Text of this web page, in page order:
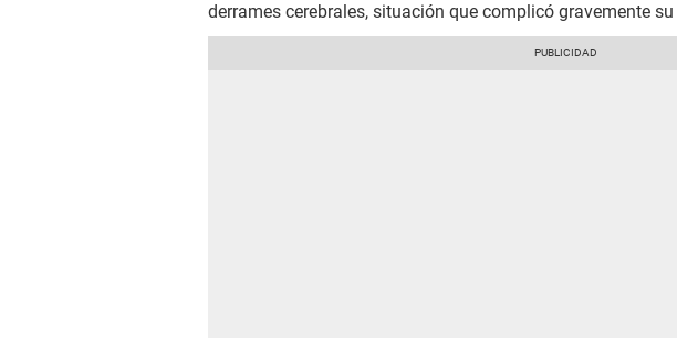
derrames cerebrales, situación que complicó gravemente